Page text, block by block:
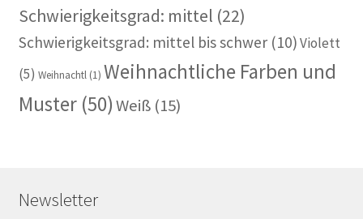
Schwierigkeitsgrad: mittel (22)
Schwierigkeitsgrad: mittel bis schwer(10)Violett
(5) Weihnachtl(1) Weihnachtliche Farben und
Muster(50)Weiß(15)
Newsletter